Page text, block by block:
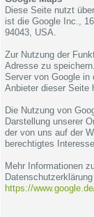
Diese Seite nutzt
ist die Google Inc.,
94043, USA.
Zur Nutzung der
Adresse zu
Server von Google in
Anbieter dieser Seite
Die Nutzung von
Darstellung unserer
der von uns auf der
berechtigtes
Mehr Informationen
https://